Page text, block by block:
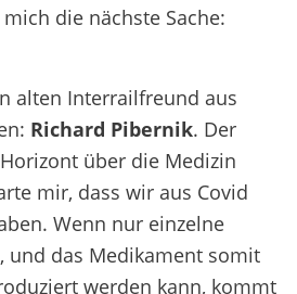
die nächste Sache:
alten Interrailfreund aus
Richard Pibernik. Der
über die Medizin
mir, dass wir aus Covid
Wenn nur einzelne
, und das Medikament somit
werden kann, kommt